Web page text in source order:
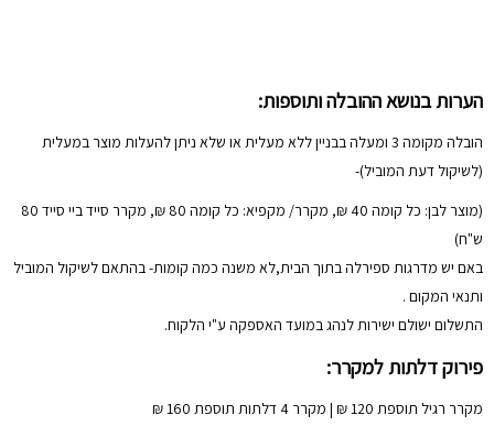
הערות בנושא ההובלה ותוספות:
הובלה מקומה 3 ומעלה בבניין ללא מעלית או שלא ניתן להעלות מוצר במעלית
(לשיקול דעת המוביל)-
(מוצר לבן: כל קומה 40 ₪, מקרר/ מקפיא: כל קומה 80 ₪, מקרר סייד ביי סייד 80
ש"ח)
באם יש מדרגות ספירלה בתוך הבית,לא משנה כמה קומות- בהתאם לשיקול המוביל
ותנאי המקום .
התשלום ישולם ישירות לנהג במועד האספקה ע"י הלקוח.
פירוק דלתות למקרר:
מקרר רגיל תוספת 120 ₪ | מקרר 4 דלתות תוספת 160 ₪